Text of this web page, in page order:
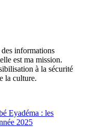
informations
est ma mission.
à la sécurité
la culture.
Eyadéma : les
2025